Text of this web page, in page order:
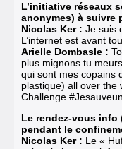
L’initiative réseaux
anonymes) à suivre
Nicolas Ker : Je suis
L’internet est avant
Arielle Dombasle :
plus mignons tu
qui sont mes copains
plastique) all over the
Challenge
Le rendez-vous info
pendant le
Nicolas Ker : Le «